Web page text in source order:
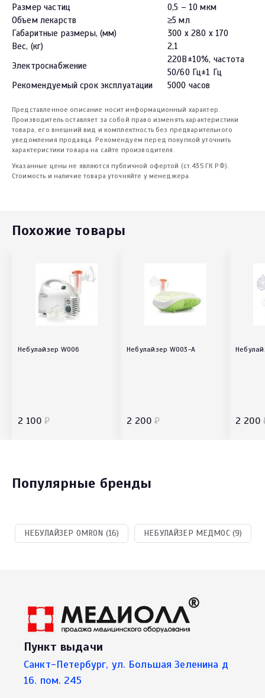
Размер частиц
0,5 – 10 мкм
Объем лекарств
≥5 мл
Габаритные размеры, (мм)
300 x 280 x 170
Вес, (кг)
2,1
Электроснабжение
220В±10%, частота
50/60 Гц±1 Гц
Рекомендуемый срок эксплуатации
5000 часов
Представленное описание носит информационный характер.
Производитель оставляет за собой право изменять характеристики
товара, его внешний вид и комплектность без предварительного
уведомления продавца. Рекомендуем перед покупкой уточнить
характеристики товара на сайте производителя.
Указанные цены не являются публичной офертой (ст.435 ГК РФ).
Стоимость и наличие товара уточняйте у менеджера.
Похожие товары
Небулайзер W006
2 100 ₽
Небулайзер W003-A
2 200 ₽ 2 200
Популярные бренды
НЕБУЛАЙЗЕР OMRON (16) НЕБУЛАЙЗЕР МЕДМОС (9)
Пункт выдачи
Санкт-Петербург, ул. Большая Зеленина д
16. пом. 245